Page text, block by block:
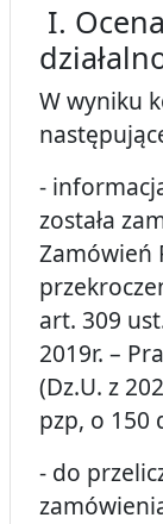
I.
W wyniku
-
została
Zamówień
art. 309
2019r. –
(Dz.U. z
pzp, o 150
- do